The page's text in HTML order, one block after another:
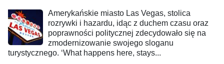
Amerykańskie miasto Las Vegas, stolica
rozrywki i hazardu, idąc z duchem czasu oraz
poprawności politycznej zdecydowało się na
zmodernizowanie swojego sloganu
turystycznego. ‘What happens here, stays...